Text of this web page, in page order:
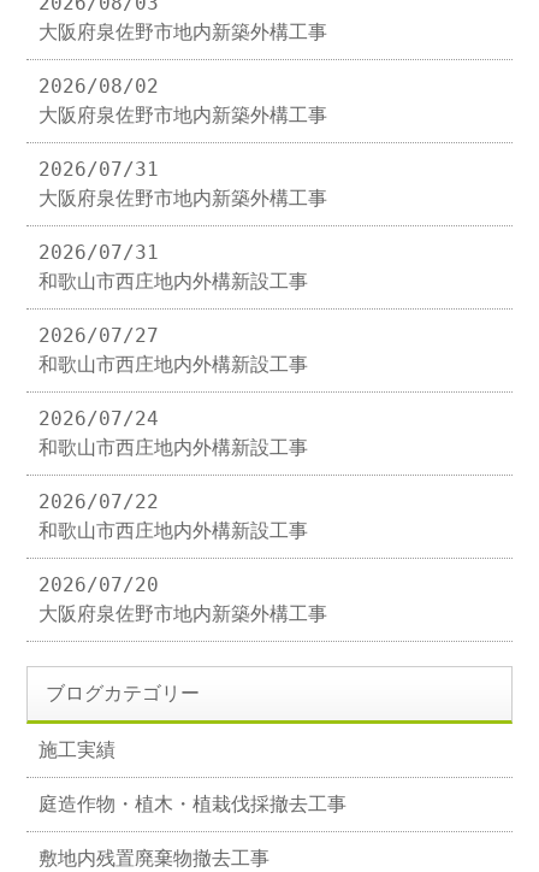
大阪府泉佐野市地内新築外構工事
2026/08/02
大阪府泉佐野市地内新築外構工事
2026/07/31
大阪府泉佐野市地内新築外構工事
2026/07/31
和歌山市西庄地内外構新設工事
2026/07/27
和歌山市西庄地内外構新設工事
2026/07/24
和歌山市西庄地内外構新設工事
2026/07/22
和歌山市西庄地内外構新設工事
2026/07/20
大阪府泉佐野市地内新築外構工事
ブログカテゴリー
施工実績
庭造作物・植木・植栽伐採撤去工事
敷地内残置廃棄物撤去工事